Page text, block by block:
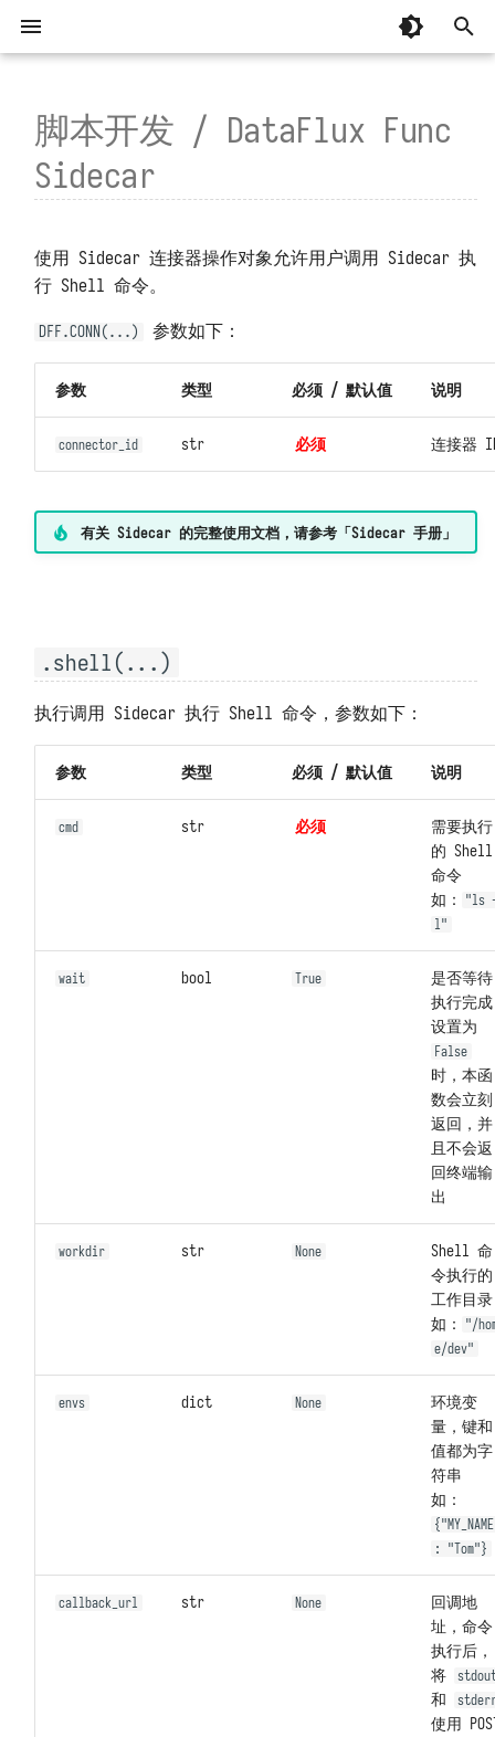
系统要求
国产操作系统兼容性
安装部署
单机部署
虚拟目录部署
高可用部署
树莓派 Ubuntu 部署
重置管理员密码
管理员工具
数据保存位置
备份和迁移
系统指标和任务记录
上报自观测数据
基准性能测试
整体
开发模块
脚本库
连接器
环境变量
管理模块
总览
关于
系统设置
Access Token
实验性功能
.shell(...)
执行后回调
忘记安装目录
安装部署时脚本中断
容器无法正常运行
安装后占据大量主机磁盘
函数执行超时
函数执行无响应
代码无法访问外网
外网无法访问本系统
无法通过 POST 方式调用 API
MCP 编程
MCP 函数
📚 专辑：AI 辅助编程 AI 辅助编程
从 OpenCode 接入并实现建站
从 Codex 接入并实现建站
📚 专辑：观测云监控器
有关「监控器」常见问题
掌握「监控器」日志
掌握「消息发送」日志
监控器、短信、语音计量详解
监控器自动暂停
观测云调试页面
连接并操作观测云 DataKit
接收观测云 Webhook 自定义告警
以往版本 DataFlux Func 7.x
DataFlux Func 6.x
DataFlux Func 5.x
DataFlux Func 1.x
附属版 Func 版本对照表
版本兼容性说明
起步
基础
基础补充
内置库
代码片段参考
脚本开发 / DataFlux Func
Sidecar
使用 Sidecar 连接器操作对象允许用户调用 Sidecar 执
行 Shell 命令。
DFF.CONN(...) 参数如下：
参数 类型 必须 / 默认值 说明
connector_id str 必须 连接器
有关 Sidecar 的完整使用文档，请参考「Sidecar 手册」
.shell(...)
执行调用 Sidecar 执行 Shell 命令，参数如下：
参数 类型 必须 / 默认值 说明
cmd str 必须
需要执行
的 Shell
命令
如：
"ls
l"
wait bool True
是否等待
执行完成
设置为
False
时，本函
数会立刻
返回，并
且不会返
回终端输
出
workdir str None
Shell 命
令执行的
工作目录
如：
"/
e/dev"
envs dict None
环境变
量，键和
值都为字
符串
如：
: "Tom"}
callback_url str None
回调地
址，命令
执行后，
将
和
使用